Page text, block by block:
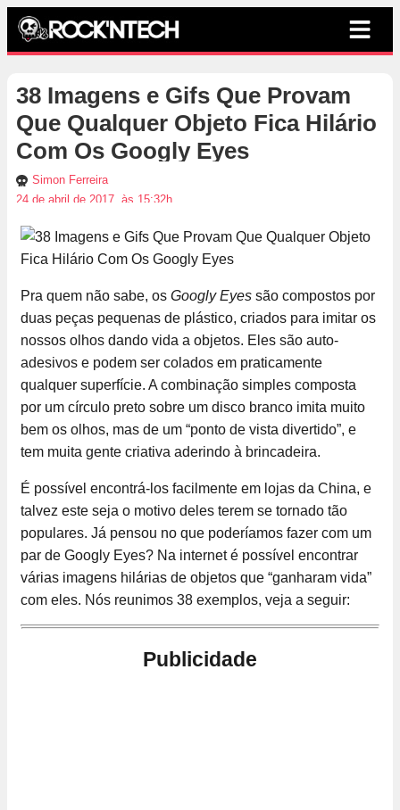
38 Imagens e Gifs Que Provam
Que Qualquer Objeto Fica Hilário
Com Os Googly Eyes
Simon Ferreira
24 de abril de 2017, às 15:32h
Pra quem não sabe, os Googly Eyes são compostos por
duas peças pequenas de plástico, criados para imitar os
nossos olhos dando vida a objetos. Eles são auto-
adesivos e podem ser colados em praticamente
qualquer superfície. A combinação simples composta
por um círculo preto sobre um disco branco imita muito
bem os olhos, mas de um “ponto de vista divertido”, e
tem muita gente criativa aderindo à brincadeira.
É possível encontrá-los facilmente em lojas da China, e
talvez este seja o motivo deles terem se tornado tão
populares. Já pensou no que poderíamos fazer com um
par de Googly Eyes? Na internet é possível encontrar
várias imagens hilárias de objetos que “ganharam vida”
com eles. Nós reunimos 38 exemplos, veja a seguir:
Publicidade